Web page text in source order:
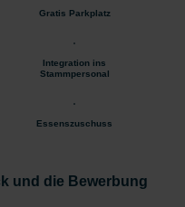
Gratis Parkplatz
Integration ins
Stammpersonal
Essenszuschuss
und die Bewerbung